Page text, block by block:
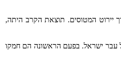
יירוט המטוסים. תוצאת הקרב היתה,
מסיני אל עבר ישראל. בפעם הראשונה הם חמקו